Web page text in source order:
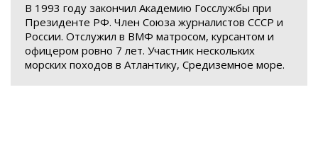
В 1993 году закончил Академию Госслужбы при
Президенте РФ. Член Союза журналистов СССР и
России. Отслужил в ВМФ матросом, курсантом и
офицером ровно 7 лет. Участник нескольких
морских походов в Атлантику, Средиземное море.